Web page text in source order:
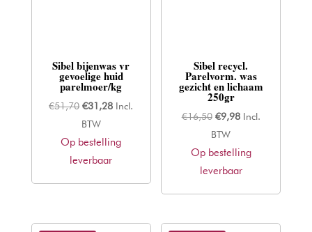
Sibel bijenwas vr
gevoelige huid
parelmoer/kg
€51,70 Oorspronkelijke
prijs
was:
€51,70.
€31,28Huidige
is:
Incl.
BTW
Op bestelling
leverbaar
Sibel recycl.
Parelvorm. was
gezicht en lichaam
250gr
€16,50 Oorspronkelijke
prijs
was:
€16,50.
€9,98Huidige
is:
€9,98.
Incl.
BTW
Op bestelling
leverbaar